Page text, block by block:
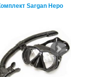
Sargan Неро